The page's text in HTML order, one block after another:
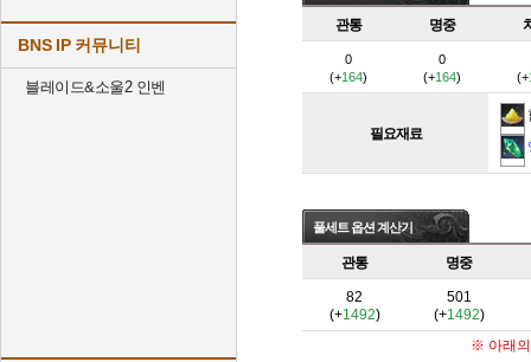
BNS IP 커뮤니티
블레이드&소울2 인벤
관통 명중
0
(+164)
0
(+164) (+
필요재료
풀세트 옵션 계산기
관통 명중
82
(+1492)
501
(+1492)
※ 아래의